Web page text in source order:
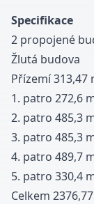
Specifikace
2 propojené
Žlutá budova
Přízemí
1. patro 272,6
2. patro 485,3
3. patro 485,3
4. patro 489,7
5. patro 330,4
Celkem